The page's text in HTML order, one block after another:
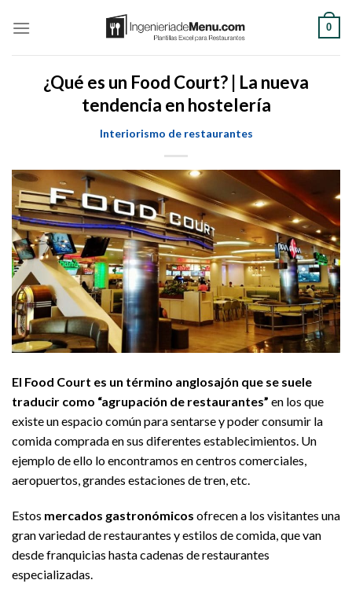
0
¿Qué es un Food Court? | La nueva
tendencia en hostelería
Interiorismo de restaurantes
El Food Court es un término anglosajón que se suele
traducir como “agrupación de restaurantes” en los que
existe un espacio común para sentarse y poder consumir la
comida comprada en sus diferentes establecimientos. Un
ejemplo de ello lo encontramos en centros comerciales,
aeropuertos, grandes estaciones de tren, etc.
Estos mercados gastronómicos ofrecen a los visitantes una
gran variedad de restaurantes y estilos de comida, que van
desde franquicias hasta cadenas de restaurantes
especializadas.